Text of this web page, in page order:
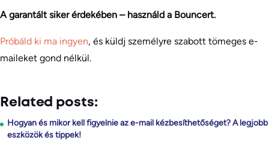
A garantált siker érdekében – használd a Bouncert.
Próbáld ki ma ingyen, és küldj személyre szabott tömeges e-
maileket gond nélkül.
Related posts:
Hogyan és mikor kell figyelnie az e-mail kézbesíthetőséget? A legjobb
eszközök és tippek!